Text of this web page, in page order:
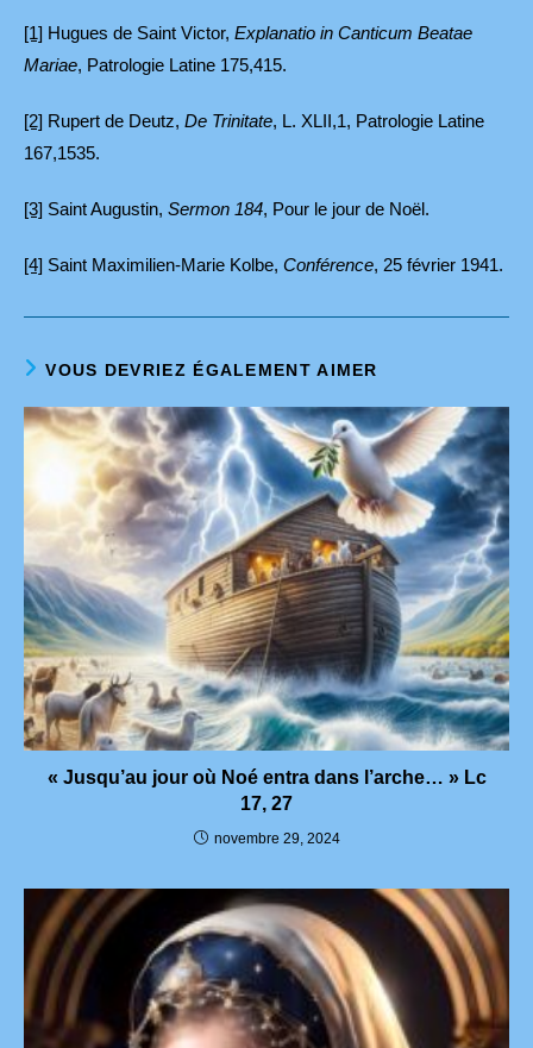
[1] Hugues de Saint Victor, Explanatio in Canticum Beatae
Mariae, Patrologie Latine 175,415.
[2] Rupert de Deutz, De Trinitate, L. XLII,1, Patrologie Latine
167,1535.
[3] Saint Augustin, Sermon 184, Pour le jour de Noël.
[4] Saint Maximilien-Marie Kolbe, Conférence, 25 février 1941.
VOUS DEVRIEZ ÉGALEMENT AIMER
« Jusqu’au jour où Noé entra dans l’arche… » Lc
17, 27
novembre 29, 2024